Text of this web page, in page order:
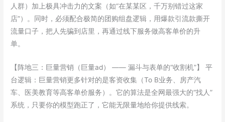
人群）加上极具冲击力的文案（如“在某某区，千万别错过这家
店”）。同时，必须配合极简的团购组盘逻辑，用爆款引流款撕开
流量口子，把人先骗到店里，再通过线下服务做高客单价的升
单。
【阵地三：巨量营销（巨量ad） —— 漏斗与表单的“收割机”】 平
台逻辑：巨量营销更多针对的是客资收集（To B业务、房产汽
车、医美教育等高客单价服务）。它的算法是全网最强大的“找人”
系统，只要你的模型跑正了，它能无限量地给你提供线索。